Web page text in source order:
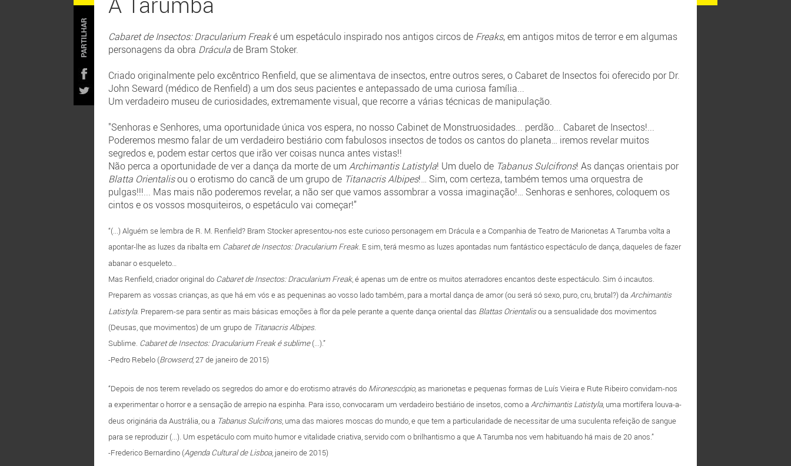
PARTILHAR Cabaret de Insectos: Dracularium Freaké um espetáculo inspirado nos antigos circos de Freaks, em antigos mitos de terror e em algumas
personagens da obra Drácula de Bram Stoker.
Criado originalmente pelo excêntrico Renfield, que se alimentava de insectos, entre outros seres, o Cabaret de Insectos foi oferecido por Dr.
John Seward (médico de Renfield) a um dos seus pacientes e antepassado de uma curiosa família...
Um verdadeiro museu de curiosidades, extremamente visual, que recorre a várias técnicas de manipulação.
"Senhoras e Senhores, uma oportunidade única vos espera, no nosso Cabinet de Monstruosidades... perdão... Cabaret de Insectos!...
Poderemos mesmo falar de um verdadeiro bestiário com fabulosos insectos de todos os cantos do planeta… iremos revelar muitos
segredos e, podem estar certos que irão ver coisas nunca antes vistas!!
Não perca a oportunidade de ver a dança da morte de um Archimantis Latistyla! Um duelo de Tabanus Sulcifrons! As danças orientais por
Blatta Orientalisou o erotismo do cancã de um grupo de Titanacris Albipes!… Sim, com certeza, também temos uma orquestra de
pulgas!!!... Mas mais não poderemos revelar, a não ser que vamos assombrar a vossa imaginação!… Senhoras e senhores, coloquem os
cintos e os vossos mosquiteiros, o espetáculo vai começar!”
“(...) Alguém se lembra de R. M. Renfield? Bram Stocker apresentou-nos este curioso personagem em Drácula e a Companhia de Teatro de Marionetas A Tarumba volta a
apontar-lhe as luzes da ribalta em Cabaret de Insectos: Dracularium Freak. E sim, terá mesmo as luzes apontadas num fantástico espectáculo de dança, daqueles de fazer
abanar o esqueleto…
Mas Renfield, criador original do Cabaret de Insectos: Dracularium Freak, é apenas um de entre os muitos aterradores encantos deste espectáculo. Sim ó incautos.
Preparem as vossas crianças, as que há em vós e as pequeninas ao vosso lado também, para a mortal dança de amor (ou será só sexo, puro, cru, brutal?) da Archimantis
Latistyla. Preparem-se para sentir as mais básicas emoções à flor da pele perante a quente dança oriental das Blattas Orientalisou a sensualidade dos movimentos
(Deusas, que movimentos) de um grupo de Titanacris Albipes.
Sublime. Cabaret de Insectos: Dracularium Freak é sublime(...).”
-Pedro Rebelo (Browserd, 27 de janeiro de 2015)
“Depois de nos terem revelado os segredos do amor e do erotismo através do Mironescópio, as marionetas e pequenas formas de Luís Vieira e Rute Ribeiro convidam-nos
a experimentar o horror e a sensação de arrepio na espinha. Para isso, convocaram um verdadeiro bestiário de insetos, como a Archimantis Latistyla, uma mortífera louva-a-
deus originária da Austrália, ou a Tabanus Sulcifrons, uma das maiores moscas do mundo, e que tem a particularidade de necessitar de uma suculenta refeição de sangue
para se reproduzir (...). Um espetáculo com muito humor e vitalidade criativa, servido com o brilhantismo a que A Tarumba nos vem habituando há mais de 20 anos.”
-Frederico Bernardino (Agenda Cultural de Lisboa, janeiro de 2015)